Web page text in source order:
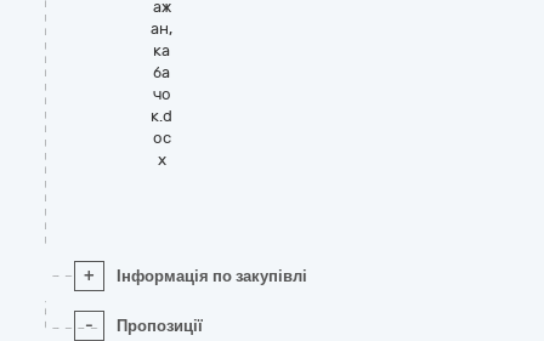
аж
ан,
ка
ба
чо
к.d
oc
x
+ Інформація по закупівлі
- Пропозиції